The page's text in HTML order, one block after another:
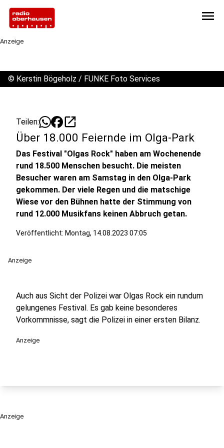
menu
Anzeige
© Kerstin Bögeholz / FUNKE Foto Services
Teilen: open_in_new
Über 18.000 Feiernde im Olga-Park
Das Festival "Olgas Rock" haben am Wochenende
rund 18.500 Menschen besucht. Die meisten
Besucher waren am Samstag in den Olga-Park
gekommen. Der viele Regen und die matschige
Wiese vor den Bühnen hatte der Stimmung von
rund 12.000 Musikfans keinen Abbruch getan.
Veröffentlicht: Montag, 14.08.2023 07:05
Anzeige
Auch aus Sicht der Polizei war Olgas Rock ein rundum
gelungenes Festival. Es gab keine besonderes
Vorkommnisse, sagt die Polizei in einer ersten Bilanz.
Anzeige
Anzeige